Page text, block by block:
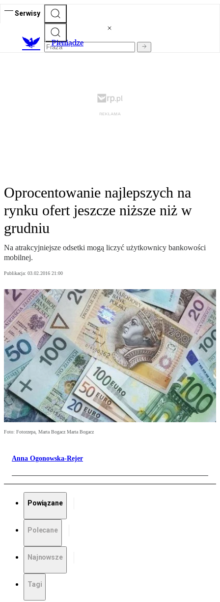
Serwisy
Pieniądze
Oprocentowanie najlepszych na
rynku ofert jeszcze niższe niż w
grudniu
Na atrakcyjniejsze odsetki mogą liczyć użytkownicy bankowości
mobilnej.
Publikacja: 03.02.2016 21:00
Foto: Fotorzepa, Marta Bogacz Marta Bogacz
Anna Ogonowska-Rejer
Powiązane
Polecane
Najnowsze
Tagi